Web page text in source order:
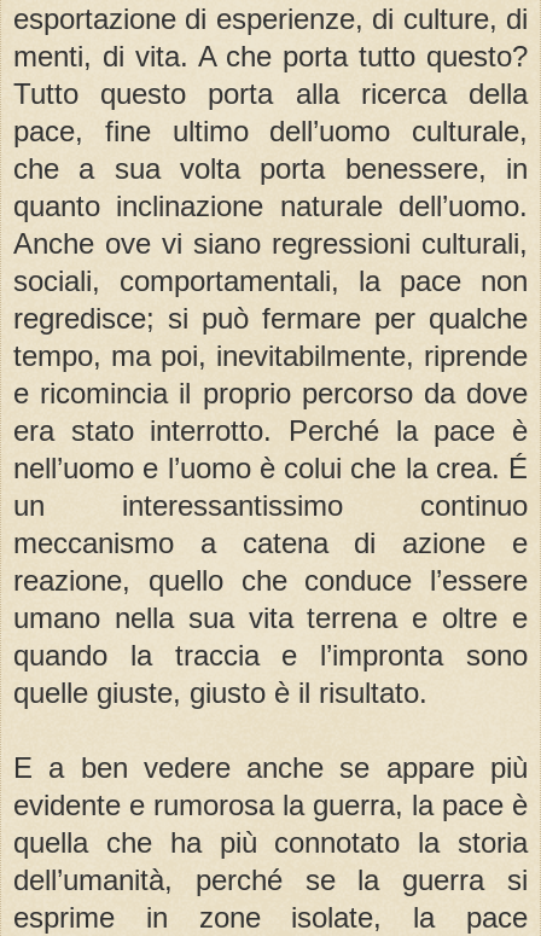
esportazione di esperienze, di culture, di
menti, di vita. A che porta tutto questo?
Tutto questo porta alla ricerca della
pace, fine ultimo dell’uomo culturale,
che a sua volta porta benessere, in
quanto inclinazione naturale dell’uomo.
Anche ove vi siano regressioni culturali,
sociali, comportamentali, la pace non
regredisce; si può fermare per qualche
tempo, ma poi, inevitabilmente, riprende
e ricomincia il proprio percorso da dove
era stato interrotto. Perché la pace è
nell’uomo e l’uomo è colui che la crea. É
un interessantissimo continuo
meccanismo a catena di azione e
reazione, quello che conduce l’essere
umano nella sua vita terrena e oltre e
quando la traccia e l’impronta sono
quelle giuste, giusto è il risultato.
E a ben vedere anche se appare più
evidente e rumorosa la guerra, la pace è
quella che ha più connotato la storia
dell’umanità, perché se la guerra si
esprime in zone isolate, la pace